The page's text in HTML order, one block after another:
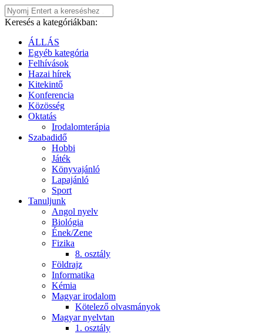
Keresés a kategóriákban:
ÁLLÁS
Egyéb kategória
Felhívások
Hazai hírek
Kitekintő
Konferencia
Közösség
Oktatás
Irodalomterápia
Szabadidő
Hobbi
Játék
Könyvajánló
Lapajánló
Sport
Tanuljunk
Angol nyelv
Biológia
Ének/Zene
Fizika
8. osztály
Földrajz
Informatika
Kémia
Magyar irodalom
Kötelező olvasmányok
Magyar nyelvtan
1. osztály